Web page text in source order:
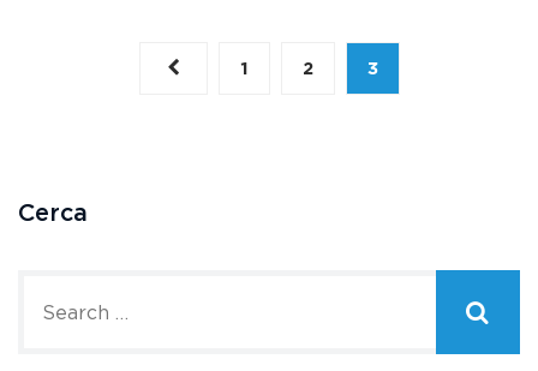
Navigation
1 2 3
Cerca